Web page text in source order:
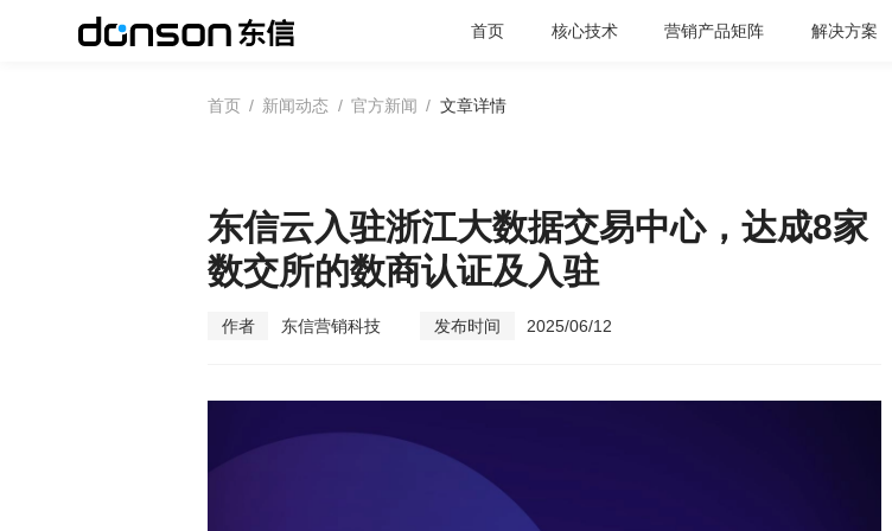
首页 核心技术 营销产品矩阵 解决方案
首页 / 新闻动态 / 官方新闻 / 文章详情
东信云入驻浙江大数据交易中心，达成8家
数交所的数商认证及入驻
作者 东信营销科技 发布时间 2025/06/12